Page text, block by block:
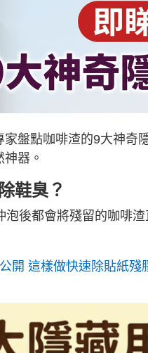
盤點咖啡渣的9大神奇
器。
鞋臭？
後都會將殘留的咖啡
開 這樣做快速除貼紙殘